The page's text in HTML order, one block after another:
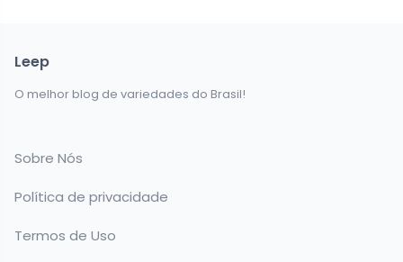
Leep
O melhor blog de variedades do Brasil!
Sobre Nós
Política de privacidade
Termos de Uso